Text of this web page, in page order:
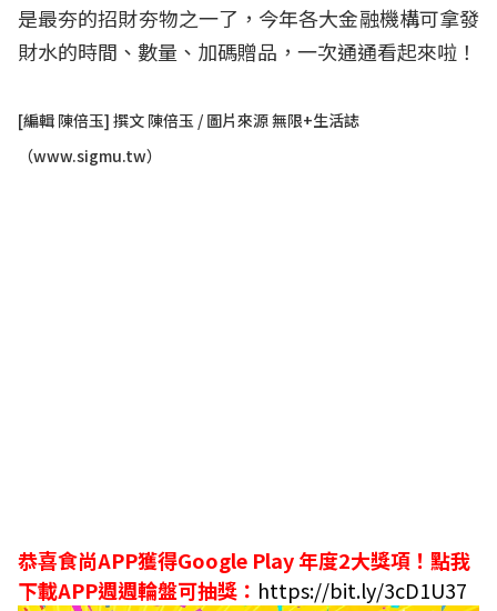
是最夯的招財夯物之一了，今年各大金融機構可拿發
財水的時間、數量、加碼贈品，一次通通看起來啦！
[編輯 陳倍玉] 撰文 陳倍玉 / 圖片來源 無限+生活誌
（www.sigmu.tw）
恭喜食尚APP獲得Google Play 年度2大獎項！ 點我
下載APP週週輪盤可抽獎： https://bit.ly/3cD1U37